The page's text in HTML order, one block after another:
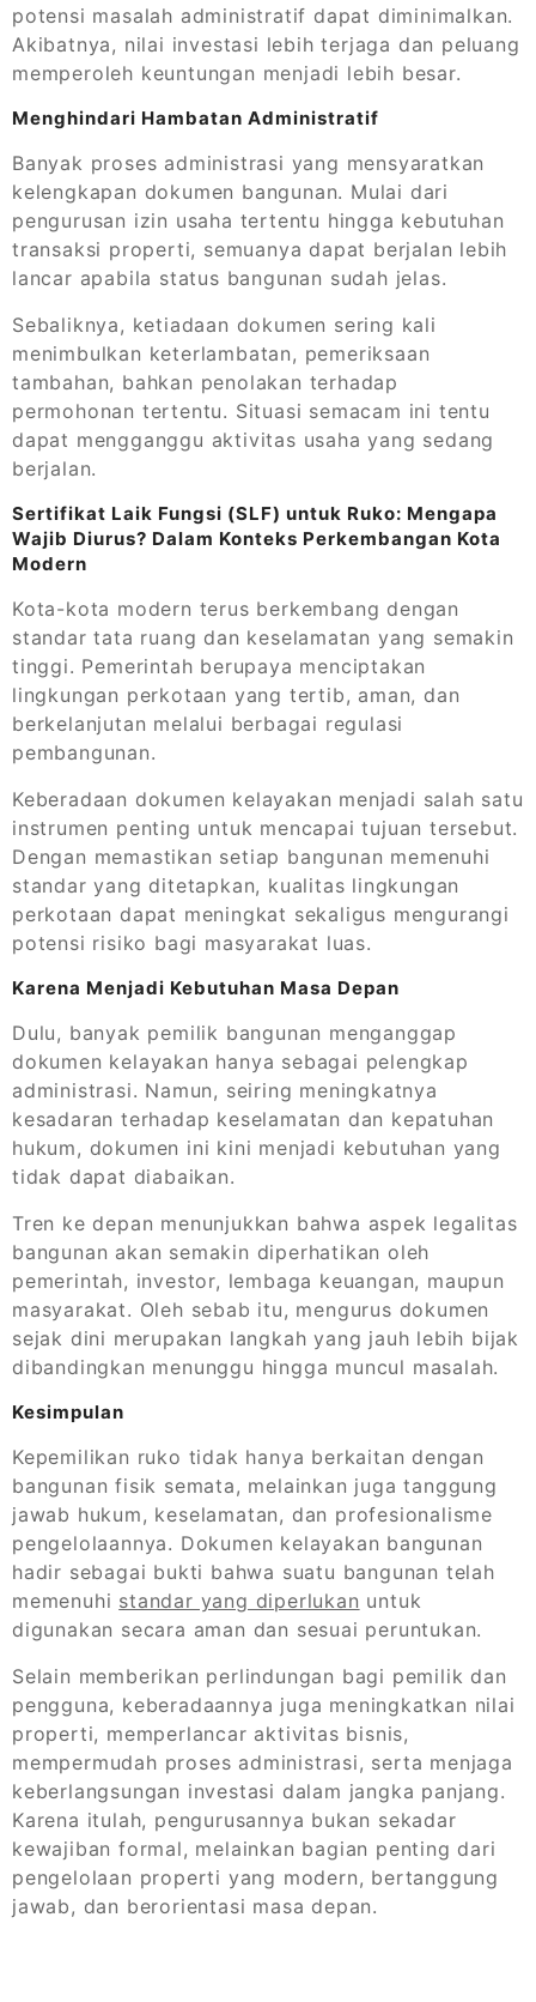
potensi masalah administratif dapat diminimalkan.
Akibatnya, nilai investasi lebih terjaga dan peluang
memperoleh keuntungan menjadi lebih besar.
Menghindari Hambatan Administratif
Banyak proses administrasi yang mensyaratkan
kelengkapan dokumen bangunan. Mulai dari
pengurusan izin usaha tertentu hingga kebutuhan
transaksi properti, semuanya dapat berjalan lebih
lancar apabila status bangunan sudah jelas.
Sebaliknya, ketiadaan dokumen sering kali
menimbulkan keterlambatan, pemeriksaan
tambahan, bahkan penolakan terhadap
permohonan tertentu. Situasi semacam ini tentu
dapat mengganggu aktivitas usaha yang sedang
berjalan.
Sertifikat Laik Fungsi (SLF) untuk Ruko: Mengapa
Wajib Diurus? Dalam Konteks Perkembangan Kota
Modern
Kota-kota modern terus berkembang dengan
standar tata ruang dan keselamatan yang semakin
tinggi. Pemerintah berupaya menciptakan
lingkungan perkotaan yang tertib, aman, dan
berkelanjutan melalui berbagai regulasi
pembangunan.
Keberadaan dokumen kelayakan menjadi salah satu
instrumen penting untuk mencapai tujuan tersebut.
Dengan memastikan setiap bangunan memenuhi
standar yang ditetapkan, kualitas lingkungan
perkotaan dapat meningkat sekaligus mengurangi
potensi risiko bagi masyarakat luas.
Karena Menjadi Kebutuhan Masa Depan
Dulu, banyak pemilik bangunan menganggap
dokumen kelayakan hanya sebagai pelengkap
administrasi. Namun, seiring meningkatnya
kesadaran terhadap keselamatan dan kepatuhan
hukum, dokumen ini kini menjadi kebutuhan yang
tidak dapat diabaikan.
Tren ke depan menunjukkan bahwa aspek legalitas
bangunan akan semakin diperhatikan oleh
pemerintah, investor, lembaga keuangan, maupun
masyarakat. Oleh sebab itu, mengurus dokumen
sejak dini merupakan langkah yang jauh lebih bijak
dibandingkan menunggu hingga muncul masalah.
Kesimpulan
Kepemilikan ruko tidak hanya berkaitan dengan
bangunan fisik semata, melainkan juga tanggung
jawab hukum, keselamatan, dan profesionalisme
pengelolaannya. Dokumen kelayakan bangunan
hadir sebagai bukti bahwa suatu bangunan telah
memenuhi standar yang diperlukan untuk
digunakan secara aman dan sesuai peruntukan.
Selain memberikan perlindungan bagi pemilik dan
pengguna, keberadaannya juga meningkatkan nilai
properti, memperlancar aktivitas bisnis,
mempermudah proses administrasi, serta menjaga
keberlangsungan investasi dalam jangka panjang.
Karena itulah, pengurusannya bukan sekadar
kewajiban formal, melainkan bagian penting dari
pengelolaan properti yang modern, bertanggung
jawab, dan berorientasi masa depan.